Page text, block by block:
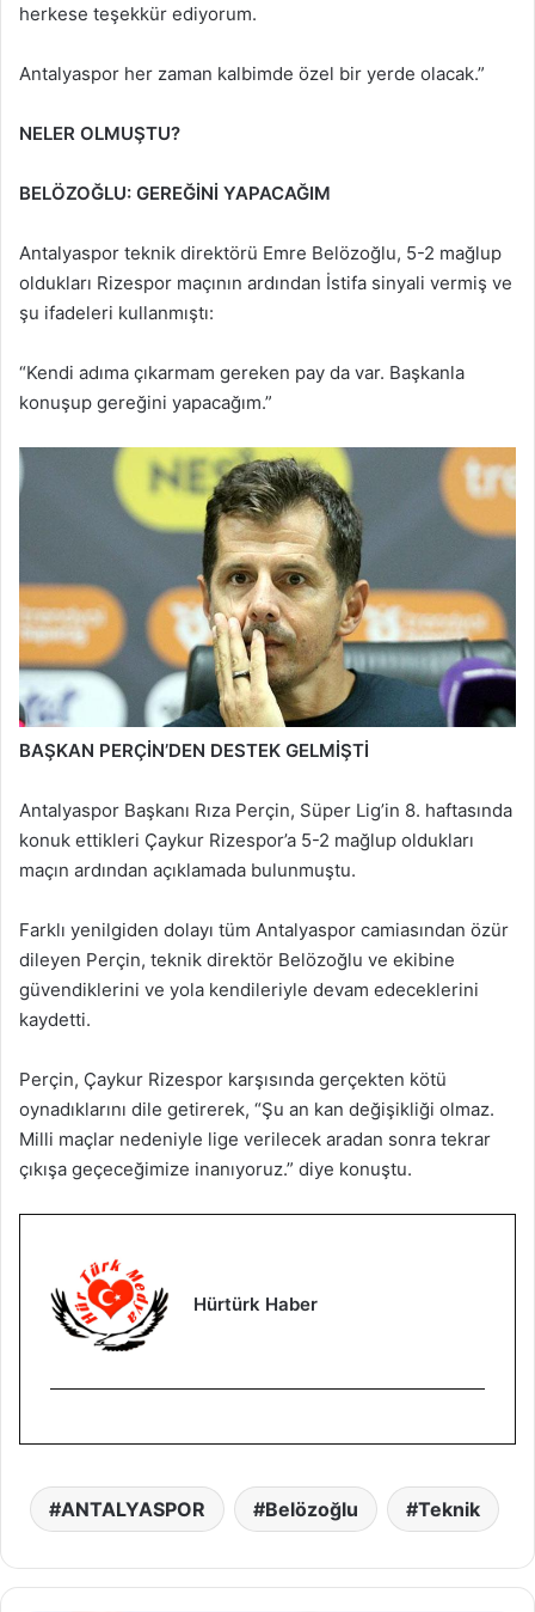
herkese teşekkür ediyorum.
Antalyaspor her zaman kalbimde özel bir yerde olacak.”
NELER OLMUŞTU?
BELÖZOĞLU: GEREĞİNİ YAPACAĞIM
Antalyaspor teknik direktörü Emre Belözoğlu, 5-2 mağlup
oldukları Rizespor maçının ardından İstifa sinyali vermiş ve
şu ifadeleri kullanmıştı:
“Kendi adıma çıkarmam gereken pay da var. Başkanla
konuşup gereğini yapacağım.”
BAŞKAN PERÇİN’DEN DESTEK GELMİŞTİ
Antalyaspor Başkanı Rıza Perçin, Süper Lig’in 8. haftasında
konuk ettikleri Çaykur Rizespor’a 5-2 mağlup oldukları
maçın ardından açıklamada bulunmuştu.
Farklı yenilgiden dolayı tüm Antalyaspor camiasından özür
dileyen Perçin, teknik direktör Belözoğlu ve ekibine
güvendiklerini ve yola kendileriyle devam edeceklerini
kaydetti.
Perçin, Çaykur Rizespor karşısında gerçekten kötü
oynadıklarını dile getirerek, “Şu an kan değişikliği olmaz.
Milli maçlar nedeniyle lige verilecek aradan sonra tekrar
çıkışa geçeceğimize inanıyoruz.” diye konuştu.
Hürtürk Haber
ANTALYASPOR Belözoğlu Teknik